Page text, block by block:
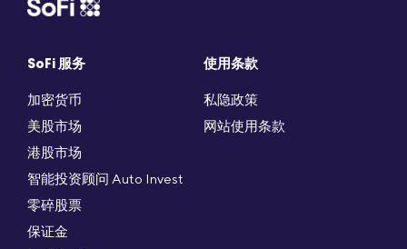
SoFi 服务
加密货币
美股市场
港股市场
智能投资顾问 Auto Invest
零碎股票
保证金
使用条款
私隐政策
网站使用条款